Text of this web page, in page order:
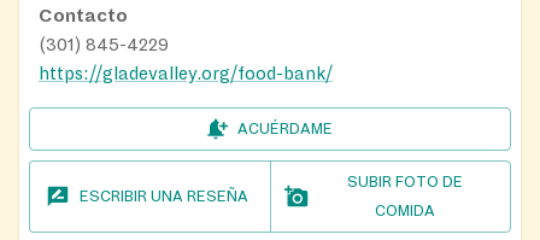
Contacto
(301) 845-4229
https://gladevalley.org/food-bank/
ACUÉRDAME
ESCRIBIR UNA RESEÑA
SUBIR FOTO DE
COMIDA